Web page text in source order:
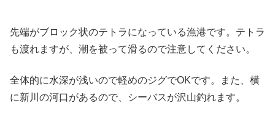
先端がブロック状のテトラになっている漁港です。テトラ
も渡れますが、潮を被って滑るので注意してください。
全体的に水深が浅いので軽めのジグでOKです。また、横
に新川の河口があるので、シーバスが沢山釣れます。